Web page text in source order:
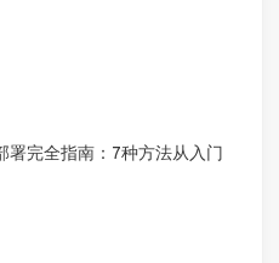
署完全指南：7种方法从入门